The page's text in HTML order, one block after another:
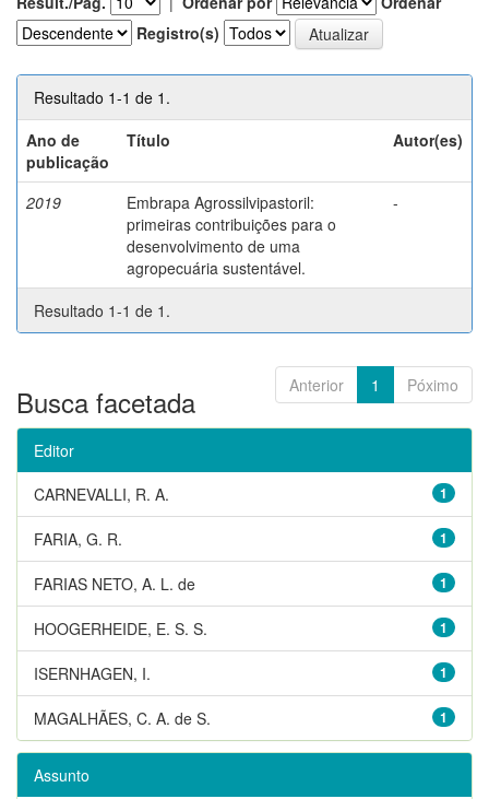
Registro(s)
Resultado 1-1 de 1.
Ano de
publicação
Título Autor(es)
2019
Embrapa Agrossilvipastoril:
primeiras contribuições para o
desenvolvimento de uma
agropecuária sustentável.
-
Resultado 1-1 de 1.
Anterior 1 Póximo
Busca facetada
Editor
1
CARNEVALLI, R. A.
1
FARIA, G. R.
1
FARIAS NETO, A. L. de
1
HOOGERHEIDE, E. S. S.
1
ISERNHAGEN, I.
1
MAGALHÃES, C. A. de S.
Assunto